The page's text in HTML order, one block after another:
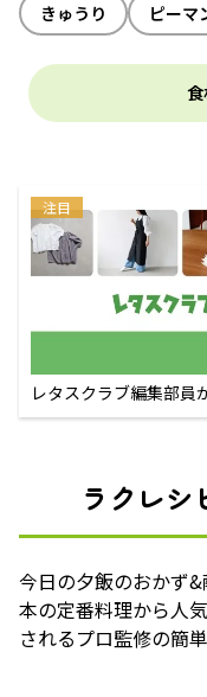
きゅうり
ピーマ
注目
レタスクラブ編集部員
ラクレ
今日の夕飯のおかず
本の定番料理から人
されるプロ監修の簡